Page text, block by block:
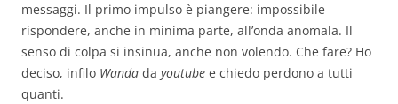
messaggi. Il primo impulso è piangere: impossibile
rispondere, anche in minima parte, all’onda anomala. Il
senso di colpa si insinua, anche non volendo. Che fare? Ho
deciso, infilo Wanda da youtube e chiedo perdono a tutti
quanti.